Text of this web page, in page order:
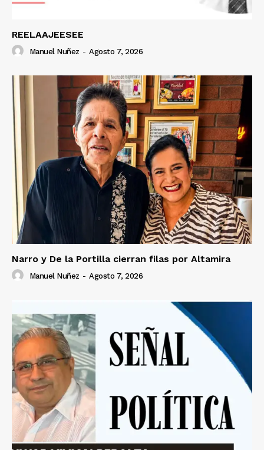
REELAAJEESEE
Manuel Nuñez - Agosto 7, 2026
Narro y De la Portilla cierran filas por Altamira
Manuel Nuñez - Agosto 7, 2026